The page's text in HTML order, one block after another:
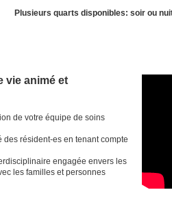
Plusieurs quarts disponibles: soir ou
vie animé et
de votre équipe de soins
résident-es en tenant compte
engagée envers les
les familles et personnes